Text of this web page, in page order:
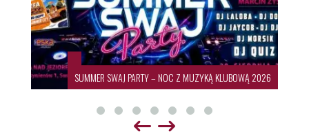
SUMMER SWAJ PARTY – NOC Z MUZYKĄ KLUBOWĄ 2026